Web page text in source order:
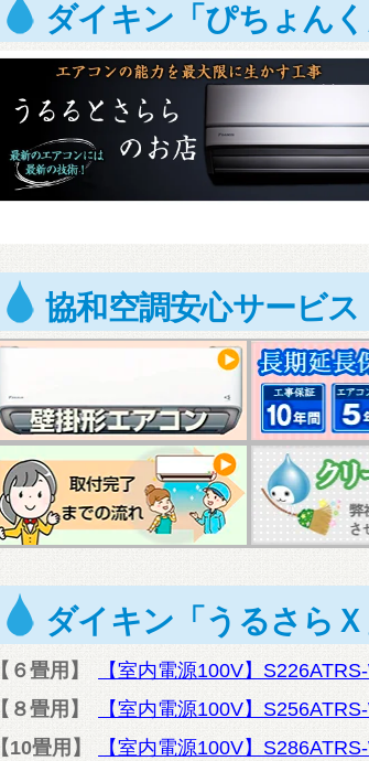
ダイキン「ぴちょん
協和空調安心サービス
ダイキン「うるさら
【６畳用】
【室内電源100V】
【８畳用】
【室内電源100V】
【10畳用】
【室内電源100V】